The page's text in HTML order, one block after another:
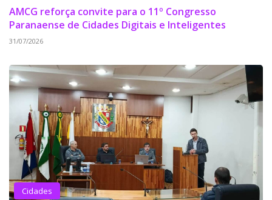
AMCG reforça convite para o 11º Congresso
Paranaense de Cidades Digitais e Inteligentes
31/07/2026
Cidades